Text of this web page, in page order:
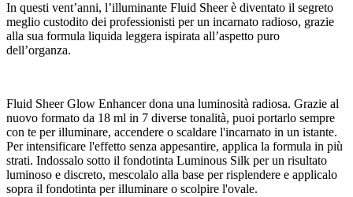
In questi vent’anni, l’illuminante Fluid Sheer è diventato il segreto
meglio custodito dei professionisti per un incarnato radioso, grazie
alla sua formula liquida leggera ispirata all’aspetto puro
dell’organza.
Fluid Sheer Glow Enhancer dona una luminosità radiosa. Grazie al
nuovo formato da 18 ml in 7 diverse tonalità, puoi portarlo sempre
con te per illuminare, accendere o scaldare l'incarnato in un istante.
Per intensificare l'effetto senza appesantire, applica la formula in più
strati. Indossalo sotto il fondotinta Luminous Silk per un risultato
luminoso e discreto, mescolalo alla base per risplendere e applicalo
sopra il fondotinta per illuminare o scolpire l'ovale.